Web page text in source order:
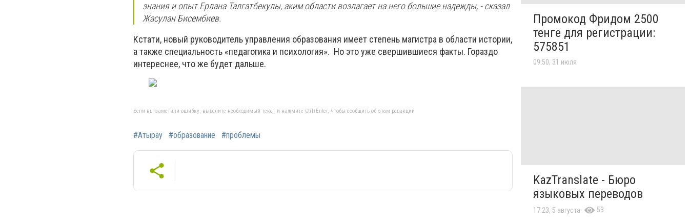
знания и опыт Ерлана Талгатбекулы, аким области возлагает на него большие надежды, - сказал
Жасулан Бисембиев.
Кстати, новый руководитель управления образования имеет степень магистра в области истории,
а также специальность «педагогика и психология». Но это уже свершившиеся факты. Гораздо
интереснее, что же будет дальше.
Если вы заметили ошибку, выделите необходимый текст и нажмите Ctrl+Enter, чтобы сообщить об этом редакции
#Атырау #образование #проблемы
Промокод Фридом 2500
тенге для регистрации:
575851
09:50, 31 июля
KazTranslate - Бюро
языковых переводов
17:23, 5 августа 53